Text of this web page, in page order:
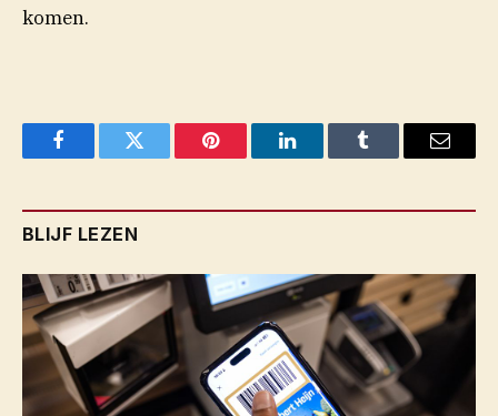
komen.
FacebookTwitter Pinterest LinkedInTumblr Email
BLIJF LEZEN